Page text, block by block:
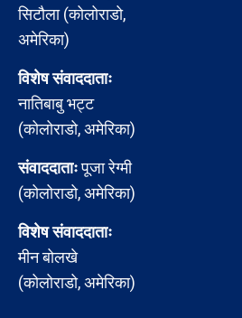
सिटौला (कोलोराडो,
अमेरिका)
विशेष संवाददाताः
नातिबाबु भट्ट
(कोलोराडो, अमेरिका)
संवाददाताःपूजा रेग्मी
(कोलोराडो, अमेरिका)
विशेष संवाददाताः
मीन बोलखे
(कोलोराडो, अमेरिका)